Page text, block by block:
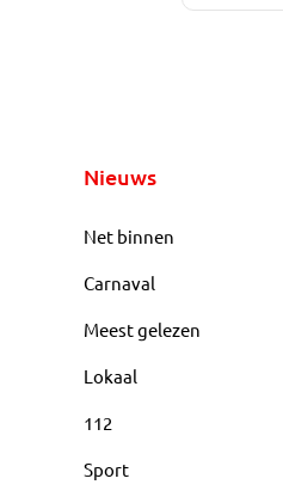
Nieuws
Net binnen
Carnaval
Meest gelezen
Lokaal
112
Sport